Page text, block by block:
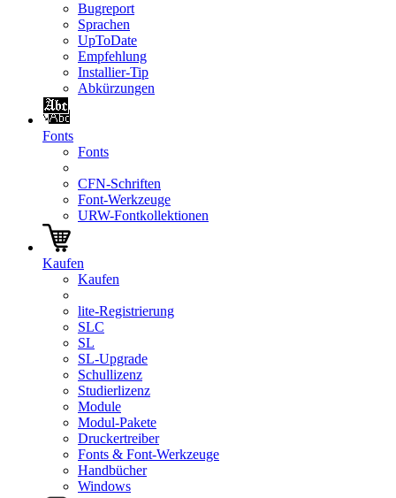
Bugreport
Sprachen
UpToDate
Empfehlung
Installier-Tip
Abkürzungen
Fonts
Fonts
CFN-Schriften
Font-Werkzeuge
URW-Fontkollektionen
Kaufen
Kaufen
lite-Registrierung
SLC
SL
SL-Upgrade
Schullizenz
Studierlizenz
Module
Modul-Pakete
Druckertreiber
Fonts & Font-Werkzeuge
Handbücher
Windows